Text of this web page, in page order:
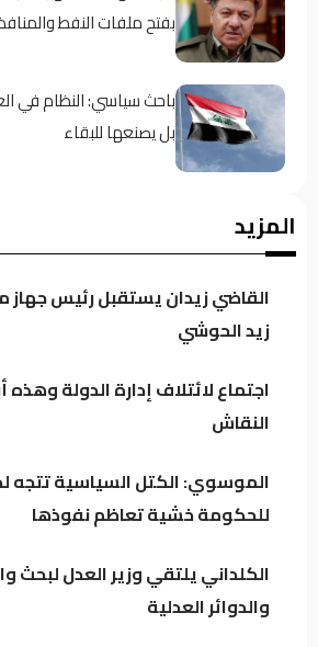
بفتح ملفات النفط
باحث سياسي: النظام في
بل يصنعها للبقاء
الموسوي: الكتل
المؤسسات والدوائر
المزيد
القاضي زيدان يستقبل رئيس جهاز
زيد الحوشي
اجتماع لائتلاف إدارة الدولة وهذه
النقاش
الموسوي: الكتل السياسية تتجه
للحكومة خشية تعاظم نفوذها
الكلداني يلتقي وزير العدل
والدوائر العدلية